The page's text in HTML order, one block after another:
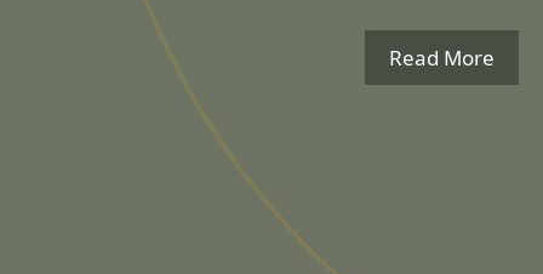
Read More